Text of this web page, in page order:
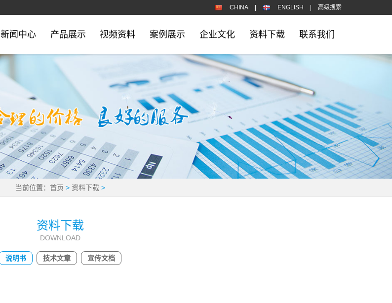
CHINA ENGLISH 高级搜索
新闻中心 产品展示 视频资料 案例展示 企业文化 资料下载 联系我们
当前位置： 首页 > 资料下载 >
资料下载
DOWNLOAD
说明书 技术文章 宣传文档